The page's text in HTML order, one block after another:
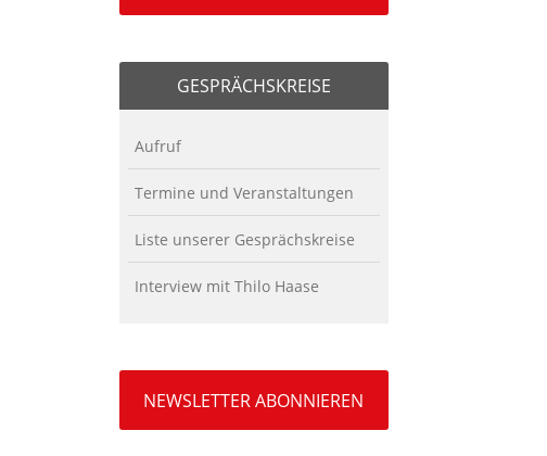
GESPRÄCHSKREISE
Aufruf
Termine und Veranstaltungen
Liste unserer Gesprächskreise
Interview mit Thilo Haase
NEWSLETTER ABONNIEREN